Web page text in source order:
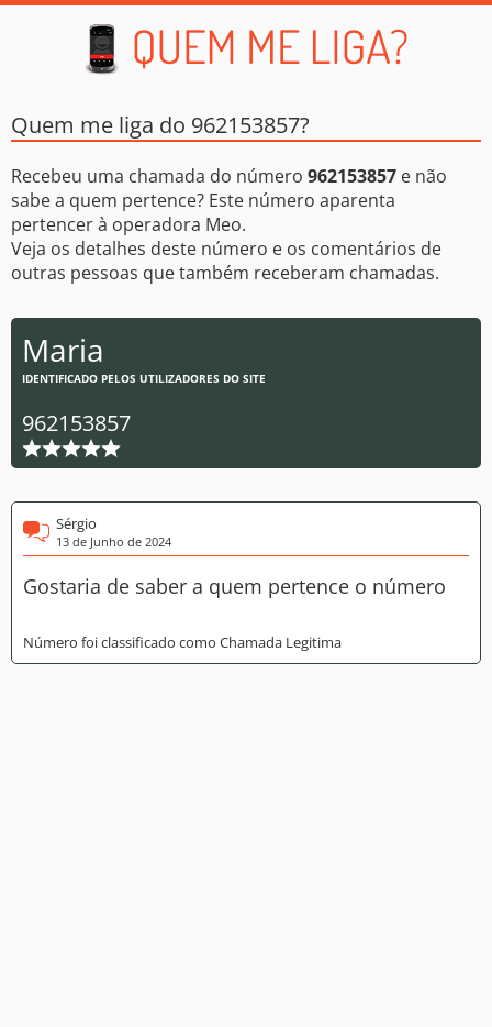
Quem me liga do 962153857?
Recebeu uma chamada do número 962153857 e não
sabe a quem pertence? Este número aparenta
pertencer à operadora Meo.
Veja os detalhes deste número e os comentários de
outras pessoas que também receberam chamadas.
Maria
IDENTIFICADO PELOS UTILIZADORES DO SITE
962153857
Sérgio
13 de Junho de 2024
Gostaria de saber a quem pertence o número
Número foi classificado como Chamada Legitima